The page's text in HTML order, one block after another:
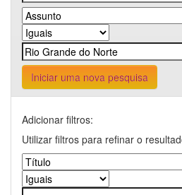
Iniciar uma nova pesquisa
Adicionar filtros:
Utilizar filtros para refinar o